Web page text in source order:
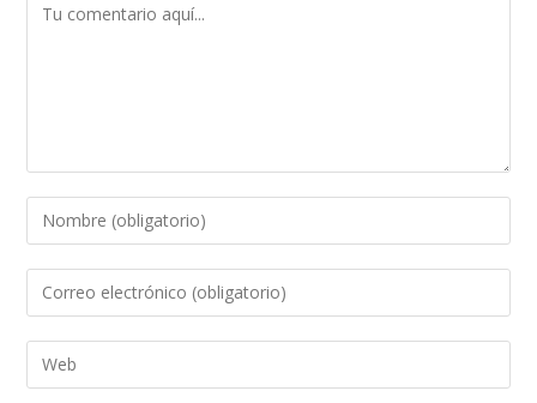
Comentario
Introduce
tu
nombre
de
usuario
Introduce
tu
dirección
de
Introduce
la